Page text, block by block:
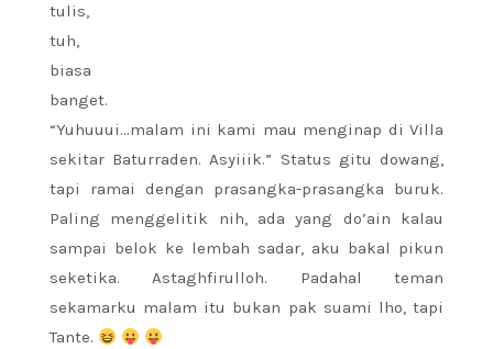
tulis,
tuh,
biasa
banget.
“Yuhuuui…malam ini kami mau menginap di Villa
sekitar Baturraden. Asyiiik.” Status gitu dowang,
tapi ramai dengan prasangka-prasangka buruk.
Paling menggelitik nih, ada yang do’ain kalau
sampai belok ke lembah sadar, aku bakal pikun
seketika. Astaghfirulloh. Padahal teman
sekamarku malam itu bukan pak suami lho, tapi
Tante.